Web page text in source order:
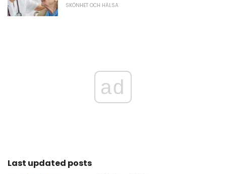
SKÖNHET OCH HÄLSA
ad
Last updated posts